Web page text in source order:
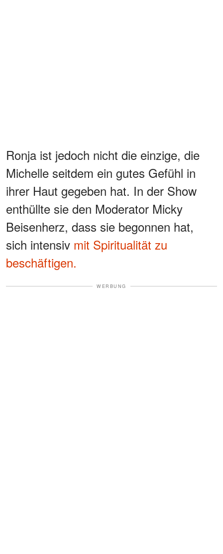
Ronja ist jedoch nicht die einzige, die
Michelle seitdem ein gutes Gefühl in
ihrer Haut gegeben hat. In der Show
enthüllte sie den Moderator Micky
Beisenherz, dass sie begonnen hat,
sich intensiv mit Spiritualität zu
beschäftigen.
WERBUNG